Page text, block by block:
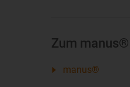
Zum
manus®